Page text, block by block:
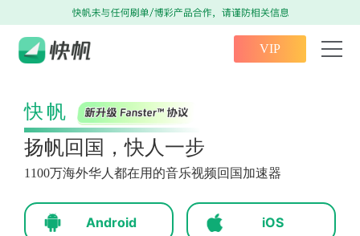
VIP
快帆
扬帆回国，快人一步
1100万海外华人都在用的音乐视频回国加速器
Android iOS